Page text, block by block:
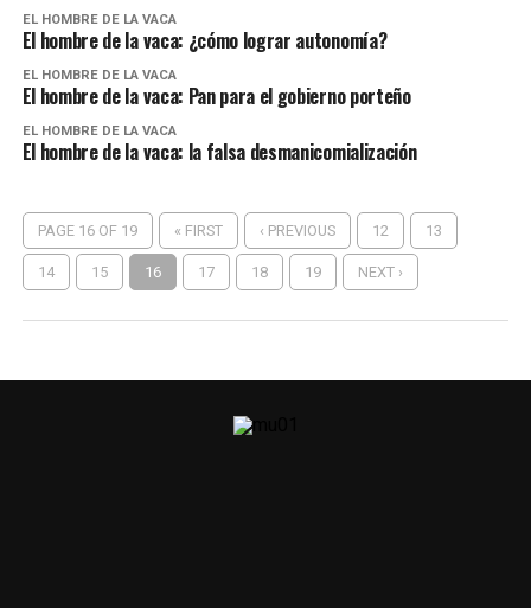
EL HOMBRE DE LA VACA
El hombre de la vaca: ¿cómo lograr autonomía?
EL HOMBRE DE LA VACA
El hombre de la vaca: Pan para el gobierno porteño
EL HOMBRE DE LA VACA
El hombre de la vaca: la falsa desmanicomialización
PAGE 16 OF 19 « FIRST ‹ PREVIOUS 12 13
14 15 16 17 18 19 NEXT ›